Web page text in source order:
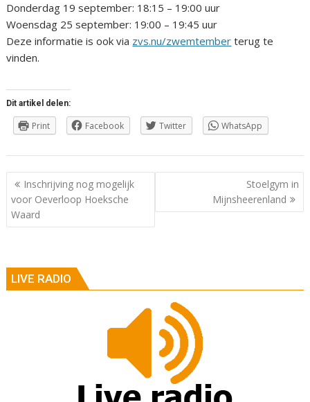
Donderdag 19 september: 18:15 – 19:00 uur
Woensdag 25 september: 19:00 – 19:45 uur
Deze informatie is ook via zvs.nu/zwemtember terug te
vinden.
Dit artikel delen:
Print Facebook Twitter WhatsApp
Berichtnavigatie
Inschrijving nog mogelijk
voor Oeverloop Hoeksche
Waard
Stoelgym in
Mijnsheerenland
LIVE RADIO